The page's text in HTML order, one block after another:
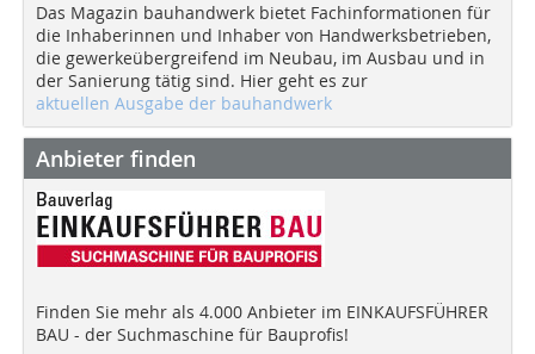
Das Magazin bauhandwerk bietet Fachinformationen für
die Inhaberinnen und Inhaber von Handwerksbetrieben,
die gewerkeübergreifend im Neubau, im Ausbau und in
der Sanierung tätig sind. Hier geht es zur
aktuellen Ausgabe der bauhandwerk
Anbieter finden
Finden Sie mehr als 4.000 Anbieter im EINKAUFSFÜHRER
BAU - der Suchmaschine für Bauprofis!